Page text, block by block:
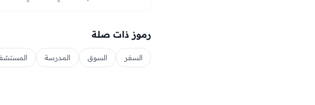
رموز ذات صلة
السفر السوق المدرسة